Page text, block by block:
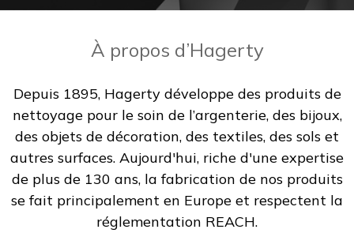
À propos d’Hagerty
Depuis 1895, Hagerty développe des produits de
nettoyage pour le soin de l’argenterie, des bijoux,
des objets de décoration, des textiles, des sols et
autres surfaces. Aujourd'hui, riche d'une expertise
de plus de 130 ans, la fabrication de nos produits
se fait principalement en Europe et respectent la
réglementation REACH.